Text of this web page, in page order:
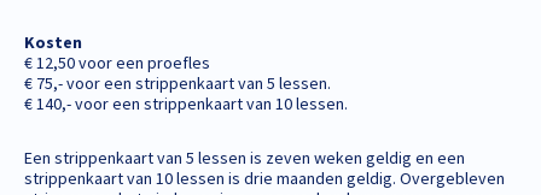
Kosten
€ 12,50 voor een proefles
€ 75,- voor een strippenkaart van 5 lessen.
€ 140,- voor een strippenkaart van 10 lessen.
Een strippenkaart van 5 lessen is zeven weken geldig en een
strippenkaart van 10 lessen is drie maanden geldig. Overgebleven